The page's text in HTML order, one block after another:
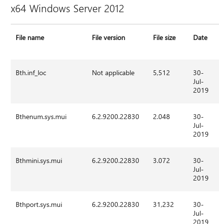
x64 Windows Server 2012
File name File version File size Date
Bth.inf_loc Not applicable 5,512
30-
Jul-
2019
Bthenum.sys.mui 6.2.9200.22830 2.048
30-
Jul-
2019
Bthmini.sys.mui 6.2.9200.22830 3.072
30-
Jul-
2019
Bthport.sys.mui 6.2.9200.22830 31,232
30-
Jul-
2019